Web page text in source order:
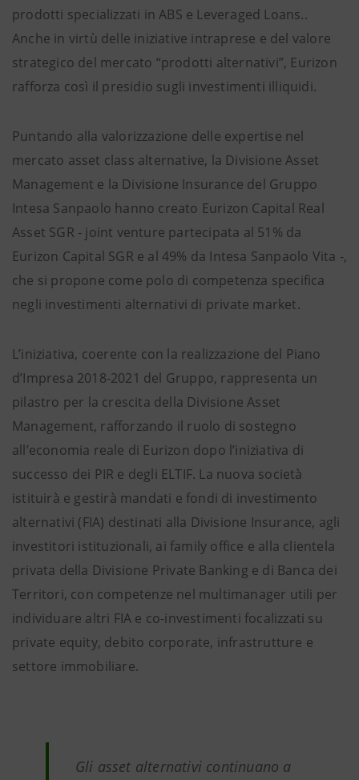
prodotti specializzati in ABS e Leveraged Loans..
Anche in virtù delle iniziative intraprese e del valore
strategico del mercato “prodotti alternativi”, Eurizon
rafforza così il presidio sugli investimenti illiquidi.
Puntando alla valorizzazione delle expertise nel
mercato asset class alternative, la Divisione Asset
Management e la Divisione Insurance del Gruppo
Intesa Sanpaolo hanno creato Eurizon Capital Real
Asset SGR - joint venture partecipata al 51% da
Eurizon Capital SGR e al 49% da Intesa Sanpaolo Vita -,
che si propone come polo di competenza specifica
negli investimenti alternativi di private market.
L’iniziativa, coerente con la realizzazione del Piano
d’Impresa 2018-2021 del Gruppo, rappresenta un
pilastro per la crescita della Divisione Asset
Management, rafforzando il ruolo di sostegno
all’economia reale di Eurizon dopo l’iniziativa di
successo dei PIR e degli ELTIF. La nuova società
istituirà e gestirà mandati e fondi di investimento
alternativi (FIA) destinati alla Divisione Insurance, agli
investitori istituzionali, ai family office e alla clientela
privata della Divisione Private Banking e di Banca dei
Territori, con competenze nel multimanager utili per
individuare altri FIA e co-investimenti focalizzati su
private equity, debito corporate, infrastrutture e
settore immobiliare.
Gli asset alternativi continuano a